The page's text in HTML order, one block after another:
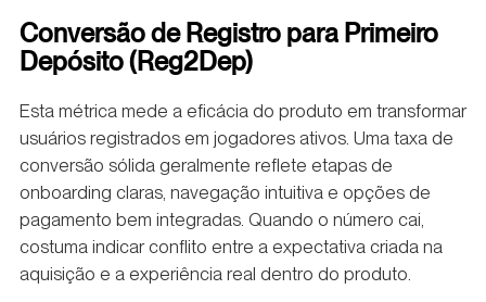
Conversão de Registro para Primeiro
Depósito (Reg2Dep)
Esta métrica mede a eficácia do produto em transformar
usuários registrados em jogadores ativos. Uma taxa de
conversão sólida geralmente reflete etapas de
onboarding claras, navegação intuitiva e opções de
pagamento bem integradas. Quando o número cai,
costuma indicar conflito entre a expectativa criada na
aquisição e a experiência real dentro do produto.